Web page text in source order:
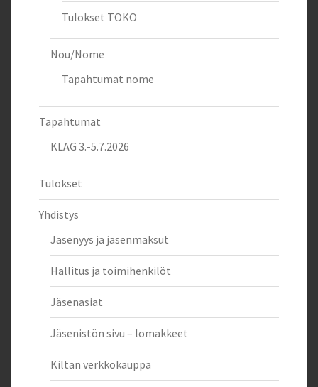
Tulokset TOKO
Nou/Nome
Tapahtumat nome
Tapahtumat
KLAG 3.-5.7.2026
Tulokset
Yhdistys
Jäsenyys ja jäsenmaksut
Hallitus ja toimihenkilöt
Jäsenasiat
Jäsenistön sivu – lomakkeet
Kiltan verkkokauppa